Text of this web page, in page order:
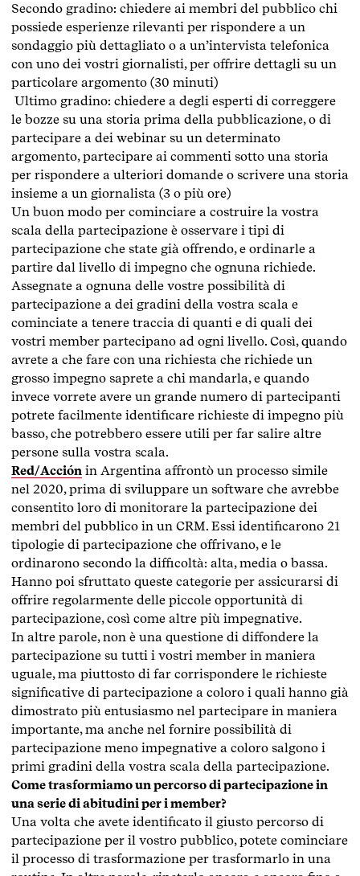
Secondo gradino: chiedere ai membri del pubblico chi
possiede esperienze rilevanti per rispondere a un
sondaggio più dettagliato o a un’intervista telefonica
con uno dei vostri giornalisti, per offrire dettagli su un
particolare argomento (30 minuti)
Ultimo gradino: chiedere a degli esperti di correggere
le bozze su una storia prima della pubblicazione, o di
partecipare a dei webinar su un determinato
argomento, partecipare ai commenti sotto una storia
per rispondere a ulteriori domande o scrivere una storia
insieme a un giornalista (3 o più ore)
Un buon modo per cominciare a costruire la vostra
scala della partecipazione è osservare i tipi di
partecipazione che state già offrendo, e ordinarle a
partire dal livello di impegno che ognuna richiede.
Assegnate a ognuna delle vostre possibilità di
partecipazione a dei gradini della vostra scala e
cominciate a tenere traccia di quanti e di quali dei
vostri member partecipano ad ogni livello. Così, quando
avrete a che fare con una richiesta che richiede un
grosso impegno saprete a chi mandarla, e quando
invece vorrete avere un grande numero di partecipanti
potrete facilmente identificare richieste di impegno più
basso, che potrebbero essere utili per far salire altre
persone sulla vostra scala.
Red/Acción in Argentina affrontò un processo simile
nel 2020, prima di sviluppare un software che avrebbe
consentito loro di monitorare la partecipazione dei
membri del pubblico in un CRM. Essi identificarono 21
tipologie di partecipazione che offrivano, e le
ordinarono secondo la difficoltà: alta, media o bassa.
Hanno poi sfruttato queste categorie per assicurarsi di
offrire regolarmente delle piccole opportunità di
partecipazione, così come altre più impegnative.
In altre parole, non è una questione di diffondere la
partecipazione su tutti i vostri member in maniera
uguale, ma piuttosto di far corrispondere le richieste
significative di partecipazione a coloro i quali hanno già
dimostrato più entusiasmo nel partecipare in maniera
importante, ma anche nel fornire possibilità di
partecipazione meno impegnative a coloro salgono i
primi gradini della vostra scala della partecipazione.
Come trasformiamo un percorso di partecipazione in
una serie di abitudini per i member?
Una volta che avete identificato il giusto percorso di
partecipazione per il vostro pubblico, potete cominciare
il processo di trasformazione per trasformarlo in una